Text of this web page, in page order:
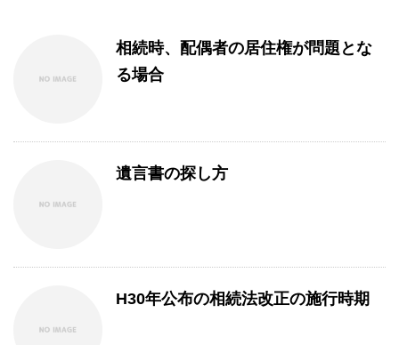
相続時、配偶者の居住権が問題とな
る場合
遺言書の探し方
H30年公布の相続法改正の施行時期